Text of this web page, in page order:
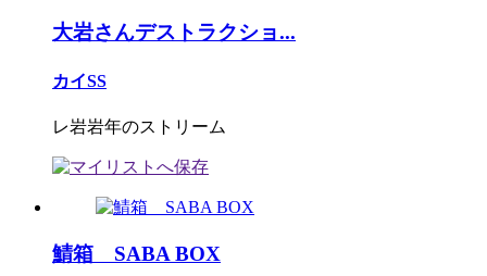
大岩さんデストラクショ...
カイSS
レ岩岩年のストリーム
鯖箱 SABA BOX